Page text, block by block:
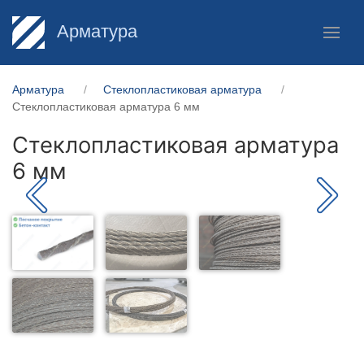
Арматура
Арматура
Стеклопластиковая арматура
Стеклопластиковая арматура 6 мм
Стеклопластиковая арматура
6 мм